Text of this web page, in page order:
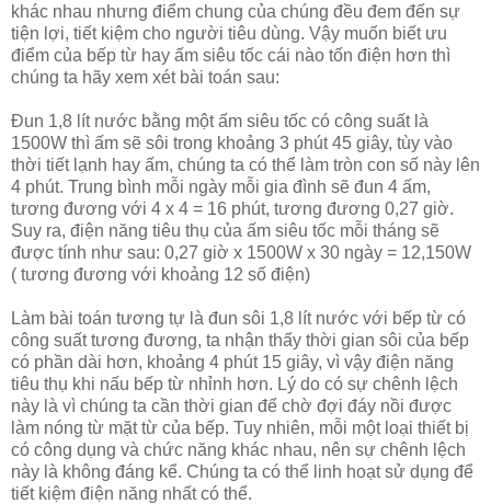
khác nhau nhưng điểm chung của chúng đều đem đến sự
tiện lợi, tiết kiệm cho người tiêu dùng. Vậy muốn biết ưu
điểm của bếp từ hay ấm siêu tốc cái nào tốn điện hơn thì
chúng ta hãy xem xét bài toán sau:
Đun 1,8 lít nước bằng một ấm siêu tốc có công suất là
1500W thì ấm sẽ sôi trong khoảng 3 phút 45 giây, tùy vào
thời tiết lạnh hay ấm, chúng ta có thể làm tròn con số này lên
4 phút. Trung bình mỗi ngày mỗi gia đình sẽ đun 4 ấm,
tương đương với 4 x 4 = 16 phút, tương đương 0,27 giờ.
Suy ra, điện năng tiêu thụ của ấm siêu tốc mỗi tháng sẽ
được tính như sau: 0,27 giờ x 1500W x 30 ngày = 12,150W
( tương đương với khoảng 12 số điện)
Làm bài toán tương tự là đun sôi 1,8 lít nước với bếp từ có
công suất tương đương, ta nhận thấy thời gian sôi của bếp
có phần dài hơn, khoảng 4 phút 15 giây, vì vậy điện năng
tiêu thụ khi nấu bếp từ nhỉnh hơn. Lý do có sự chênh lệch
này là vì chúng ta cần thời gian để chờ đợi đáy nồi được
làm nóng từ mặt từ của bếp. Tuy nhiên, mỗi một loại thiết bị
có công dụng và chức năng khác nhau, nên sự chênh lệch
này là không đáng kể. Chúng ta có thể linh hoạt sử dụng để
tiết kiệm điện năng nhất có thể.